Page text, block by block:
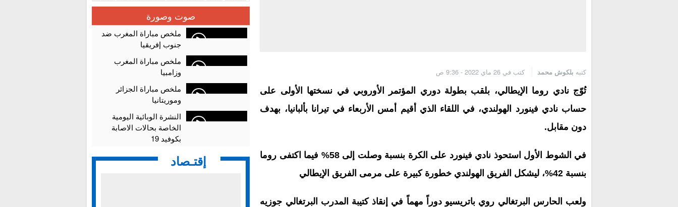
كتبه بلكوش محمد كتب في 26 ماي 2022 - 9:36 ص
تُوّج نادي روما الإيطالي، بلقب بطولة دوري المؤتمر الأوروبي في نسختها الأولى على
حساب نادي فينورد الهولندي، في اللقاء الذي أقيم أمس الأربعاء في تيرانا بألبانيا، بهدف
دون مقابل.
في الشوط الأول استحوذ نادي فينورد على الكرة بنسبة وصلت إلى 58% فيما اكتفى روما
بنسبة 42%، ليشكل الفريق الهولندي خطورة كبيرة على مرمى الفريق الإيطالي
ولعب الحارس البرتغالي روي باتريسيو دوراً مهماً في إنقاذ كتيبة المدرب البرتغالي جوزيه
سلا.. توقيف ثلاثة مروجين وحجز أكثر من 4300 قرص مخدر وكوكايين وإكستازي
أقراص مهلوسة داخل فضاء للشيشة تستنفر شرطة أكادير 12:48
صوت وصورة
ملخص مباراة المغرب ضد
جنوب إفريقيا
ملخص مباراة المغرب
وزامبيا
ملخص مباراة الجزائر
وموريتانيا
النشرة الوبائية اليومية
الخاصة بحالات الاصابة
بكوفيد 19
إقتـصاد